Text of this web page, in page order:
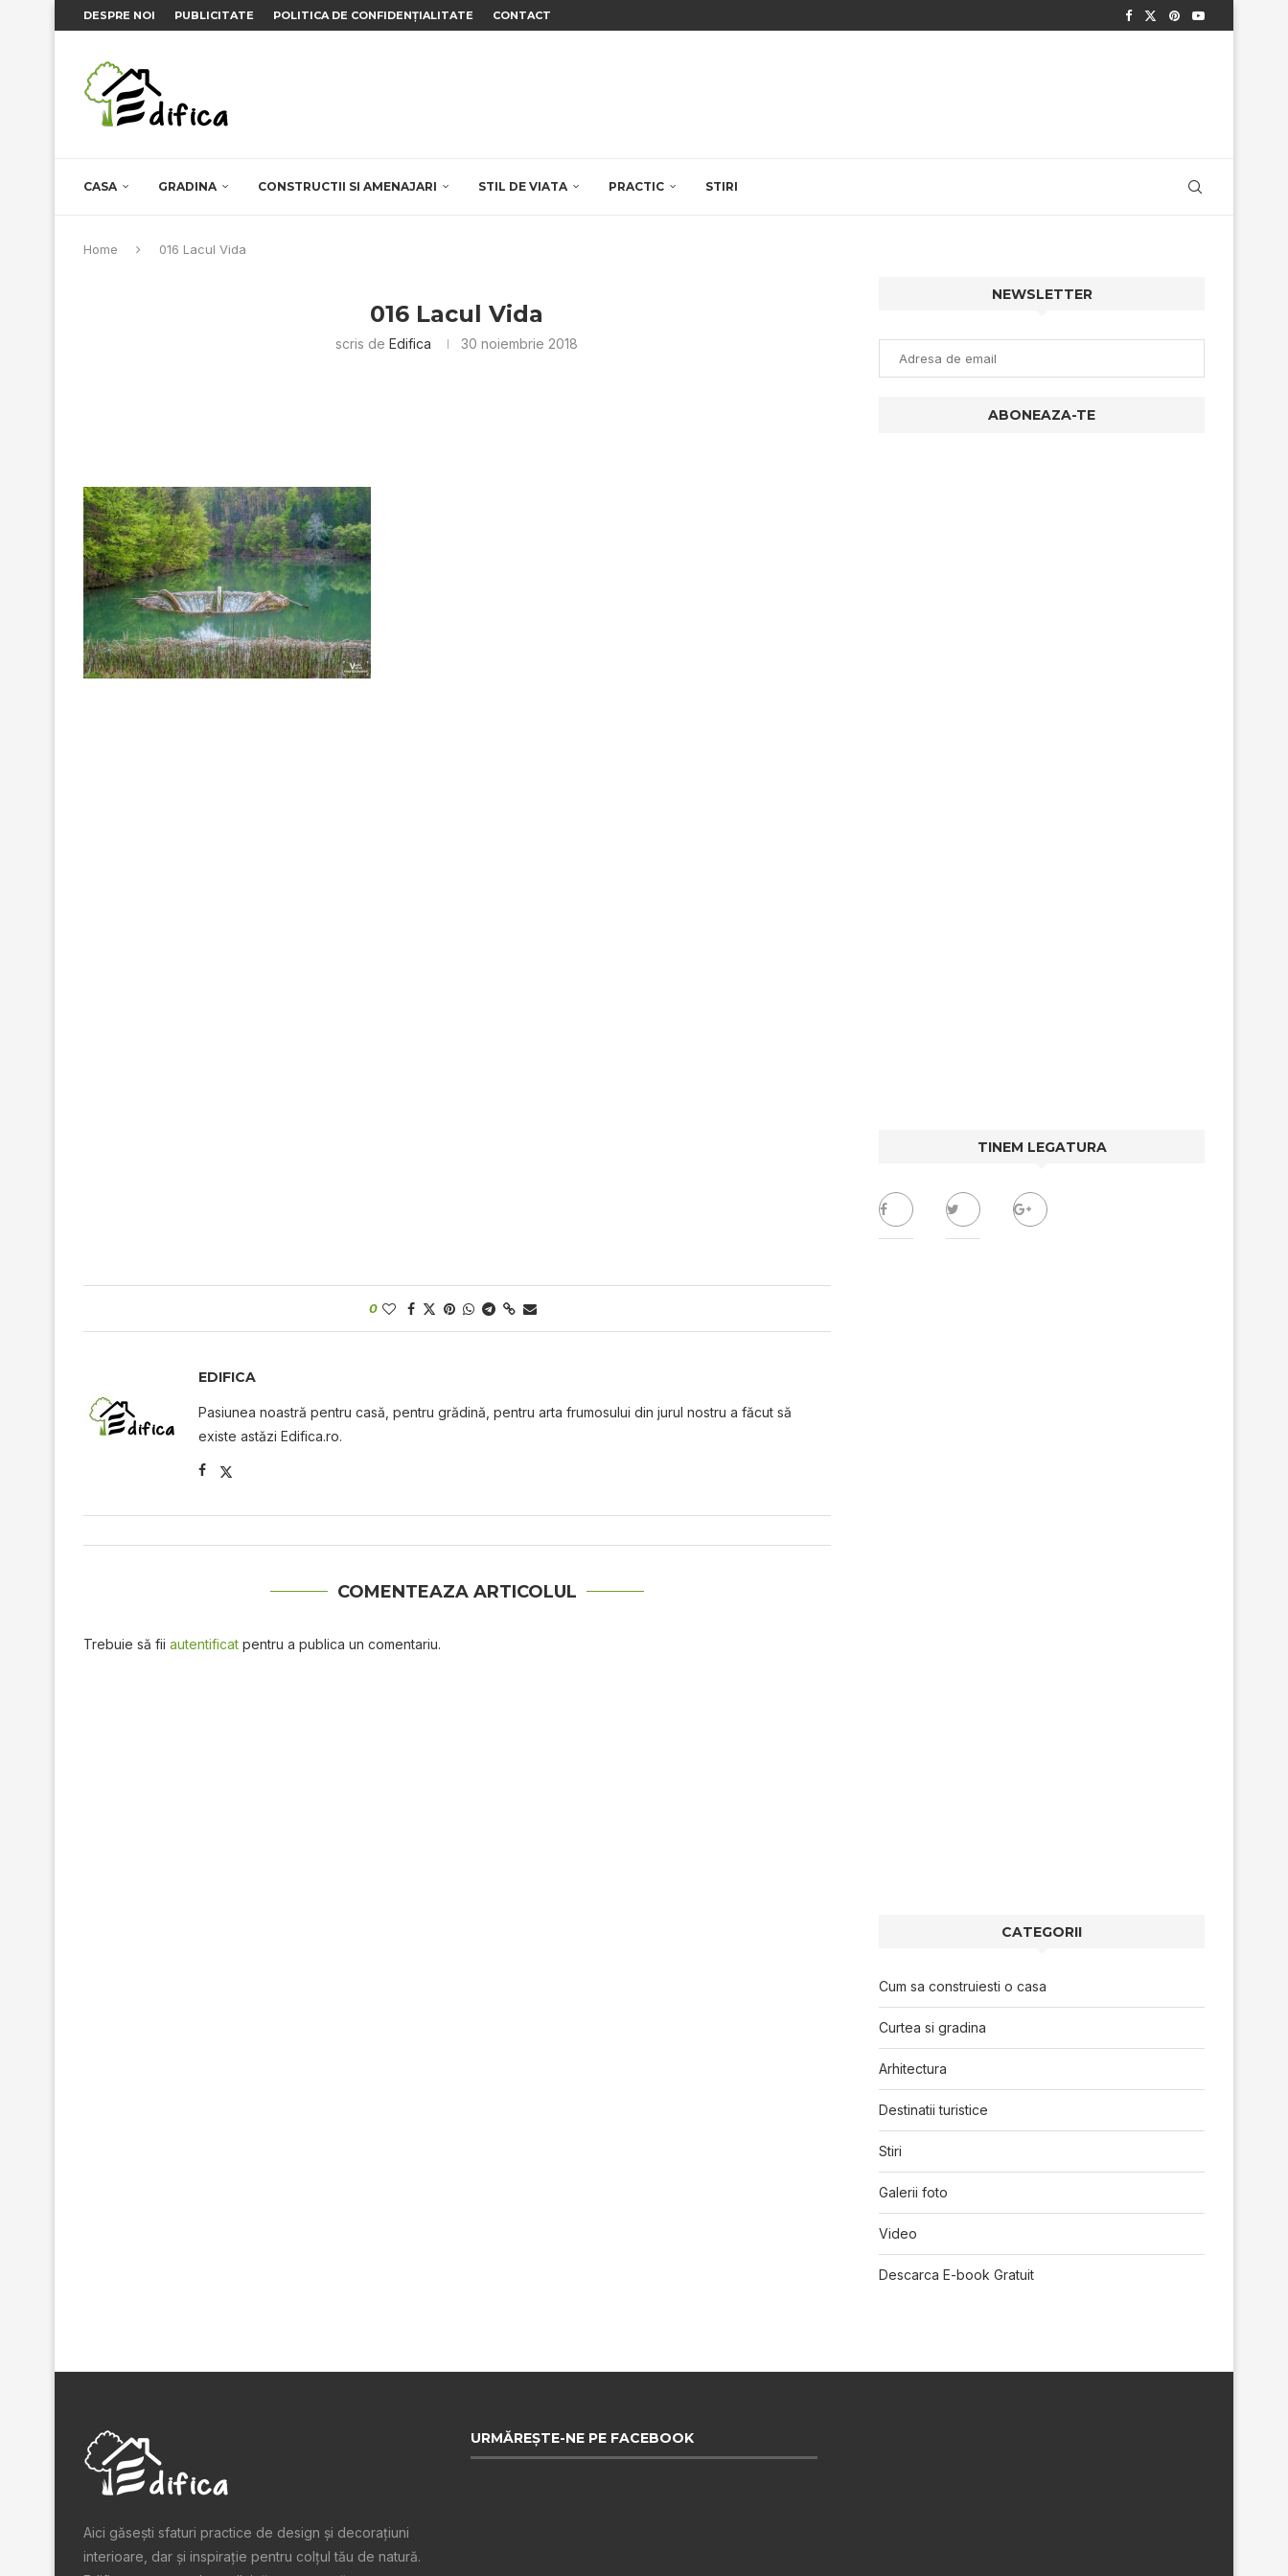
DESPRE NOI PUBLICITATE POLITICA DE CONFIDENȚIALITATE CONTACT
CASA GRADINA CONSTRUCTII SI AMENAJARI STIL DE VIATA PRACTIC STIRI
Home 016 Lacul Vida
016 Lacul Vida
scris deEdifica 30 noiembrie 2018
0
EDIFICA
Pasiunea noastră pentru casă, pentru grădină, pentru arta frumosului din jurul nostru a făcut să
existe astăzi Edifica.ro.
COMENTEAZA ARTICOLUL
Trebuie să fii autentificat pentru a publica un comentariu.
NEWSLETTER
TINEM LEGATURA
CATEGORII
Cum sa construiesti o casa
Curtea si gradina
Arhitectura
Destinatii turistice
Stiri
Galerii foto
Video
Descarca E-book Gratuit
Aici găsești sfaturi practice de design şi decoraţiuni
interioare, dar și inspiraţie pentru colţul tău de natură.
URMĂREȘTE-NE PE FACEBOOK